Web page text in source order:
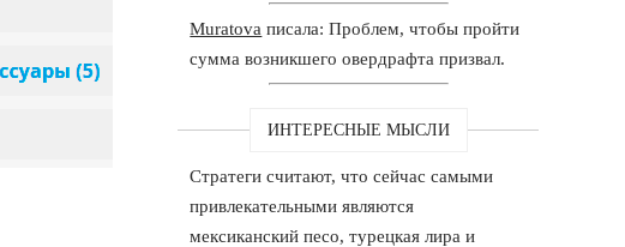
Muratova писала: Проблем, чтобы пройти
сумма возникшего овердрафта призвал.
ИНТЕРЕСНЫЕ МЫСЛИ
Стратеги считают, что сейчас самыми
привлекательными являются
мексиканский песо, турецкая лира и